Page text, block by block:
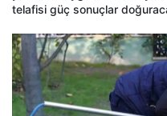
telafisi güç sonuçlar